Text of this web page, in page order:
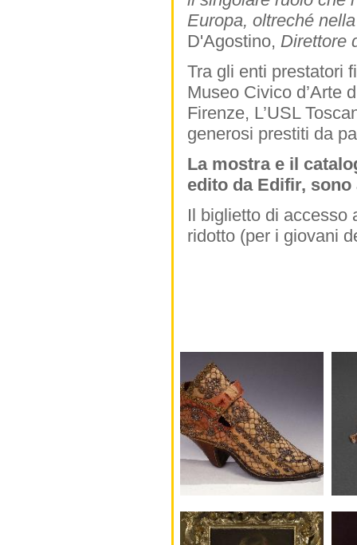
Europa, oltreché
D'Agostino, Direttore
Tra gli enti prestatori
Museo Civico d’Arte
Firenze, L’USL
generosi prestiti da
La mostra e il
edito da Edifir, sono
Il biglietto di accesso
ridotto (per i giovani